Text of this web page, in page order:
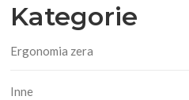
Kategorie
Ergonomia zera
Inne